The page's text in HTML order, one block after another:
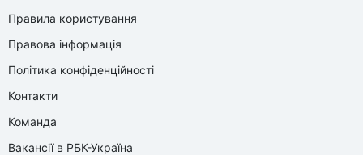
Правила користування
Правова інформація
Політика конфіденційності
Контакти
Команда
Вакансії в РБК-Україна